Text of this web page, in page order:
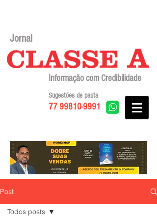
Jornal
Informação com Credibilidade
77 99810-9991
Sugestões de pauta
Post
Todos posts